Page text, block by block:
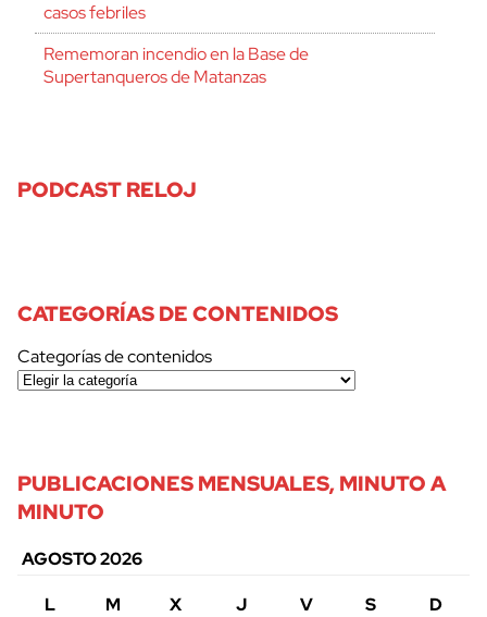
casos febriles
Rememoran incendio en la Base de
Supertanqueros de Matanzas
PODCAST RELOJ
CATEGORÍAS DE CONTENIDOS
Categorías de contenidos
PUBLICACIONES MENSUALES, MINUTO A
MINUTO
AGOSTO 2026
L
M X J V S
D